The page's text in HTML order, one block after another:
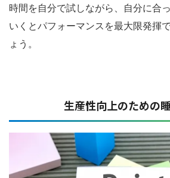
時間を自分で試しながら、自分に合
いくとパフォーマンスを最大限発揮
ょう。
生産性向上のための